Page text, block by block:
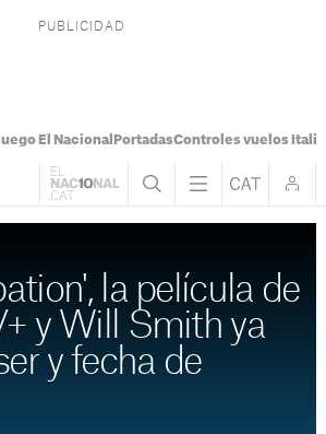
El Nacional PortadasControles vuelos Italia
la película de
y Will Smith ya
y fecha de